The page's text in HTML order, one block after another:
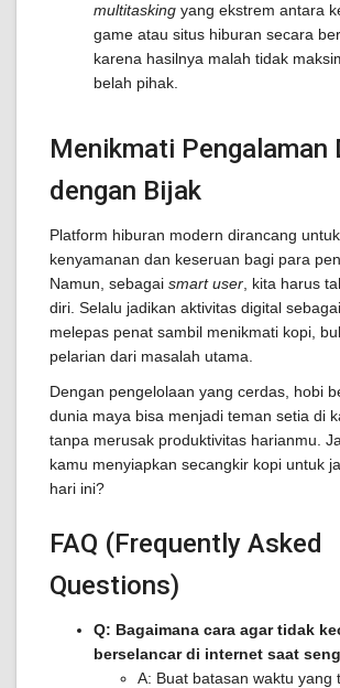
multitasking yang ekstrem antara
game atau situs hiburan secara
karena hasilnya malah tidak
belah pihak.
Menikmati Pengalaman
dengan Bijak
Platform hiburan modern dirancang
kenyamanan dan keseruan bagi para
Namun, sebagai smart user , kita harus
diri. Selalu jadikan aktivitas digital
melepas penat sambil menikmati kopi,
pelarian dari masalah utama.
Dengan pengelolaan yang cerdas, hobi
dunia maya bisa menjadi teman setia di
tanpa merusak produktivitas harianmu.
kamu menyiapkan secangkir kopi untuk
hari ini?
FAQ (Frequently Asked
Questions)
Q: Bagaimana cara agar tidak
berselancar di internet saat
A: Buat batasan waktu yang